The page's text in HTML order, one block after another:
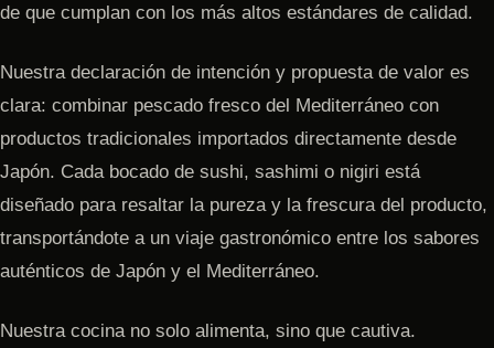
de que cumplan con los más altos estándares de calidad.
Nuestra declaración de intención y propuesta de valor es
clara: combinar pescado fresco del Mediterráneo con
productos tradicionales importados directamente desde
Japón. Cada bocado de sushi, sashimi o nigiri está
diseñado para resaltar la pureza y la frescura del producto,
transportándote a un viaje gastronómico entre los sabores
auténticos de Japón y el Mediterráneo.
Nuestra cocina no solo alimenta, sino que cautiva.